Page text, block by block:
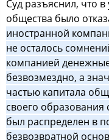
Суд разъяснил, что
общества было
иностранной
не осталось
компанией
безвозмездно, а
частью капитала
своего образования
был распределен в
безвозвратной